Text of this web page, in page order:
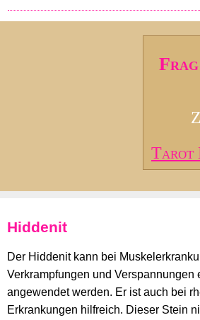
Tarot
Hiddenit
Der Hiddenit kann bei
Verkrampfungen und Verspannungen
angewendet werden. Er ist auch bei
Erkrankungen hilfreich. Dieser Stein